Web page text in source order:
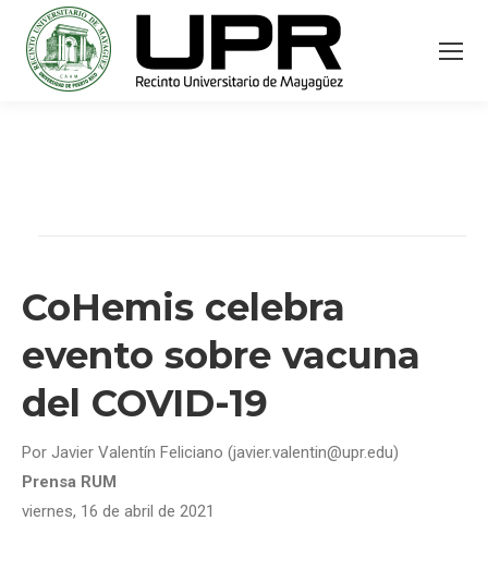
CoHemis celebra
evento sobre vacuna
del COVID-19
Por Javier Valentín Feliciano (javier.valentin@upr.edu)
Prensa RUM
viernes, 16 de abril de 2021